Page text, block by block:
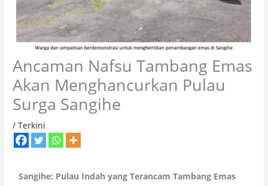
Ancaman Nafsu Tambang Emas
Akan Menghancurkan Pulau
Surga Sangihe
/Terkini
Sangihe: Pulau Indah yang Terancam Tambang Emas